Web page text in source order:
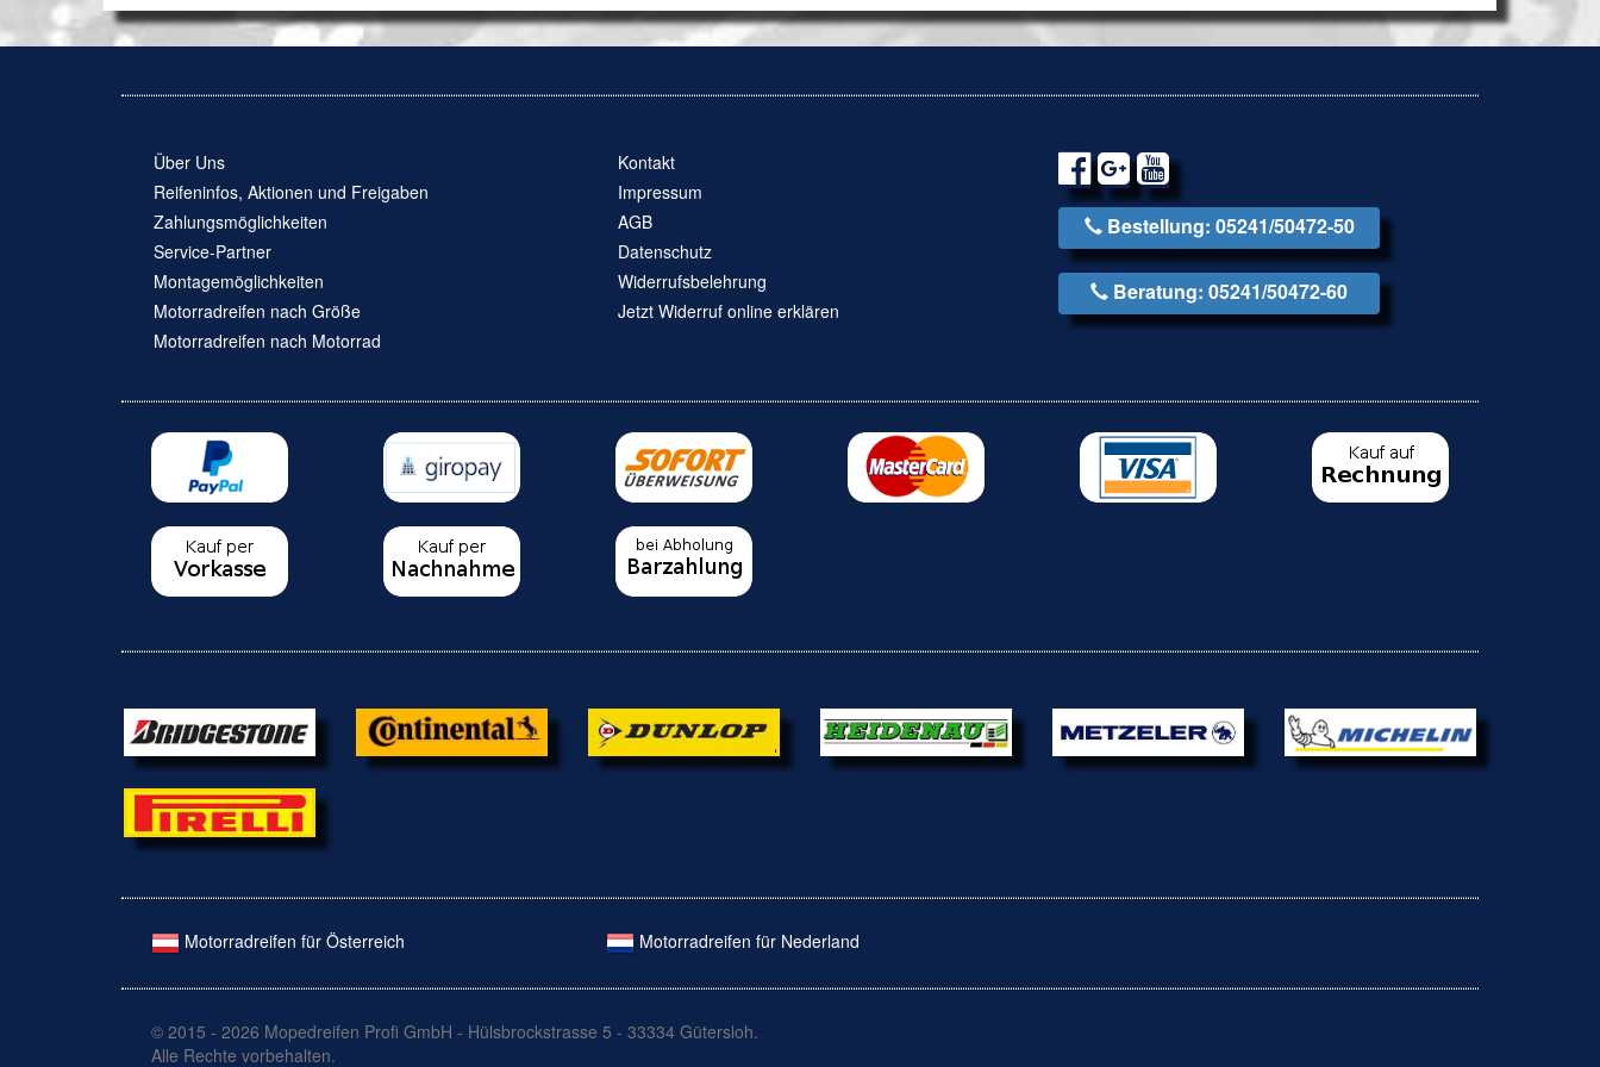
Über Uns
Reifeninfos, Aktionen und Freigaben
Zahlungsmöglichkeiten
Service-Partner
Montagemöglichkeiten
Motorradreifen nach Größe
Motorradreifen nach Motorrad
Kontakt
Impressum
AGB
Datenschutz
Widerrufsbelehrung
Jetzt Widerruf online erklären
Bestellung: 05241/50472-50
Beratung: 05241/50472-60
Motorradreifen für Österreich Motorradreifen für Nederland
© 2015 - 2026 Mopedreifen Profi GmbH - Hülsbrockstrasse 5 - 33334 Gütersloh.
Alle Rechte vorbehalten.